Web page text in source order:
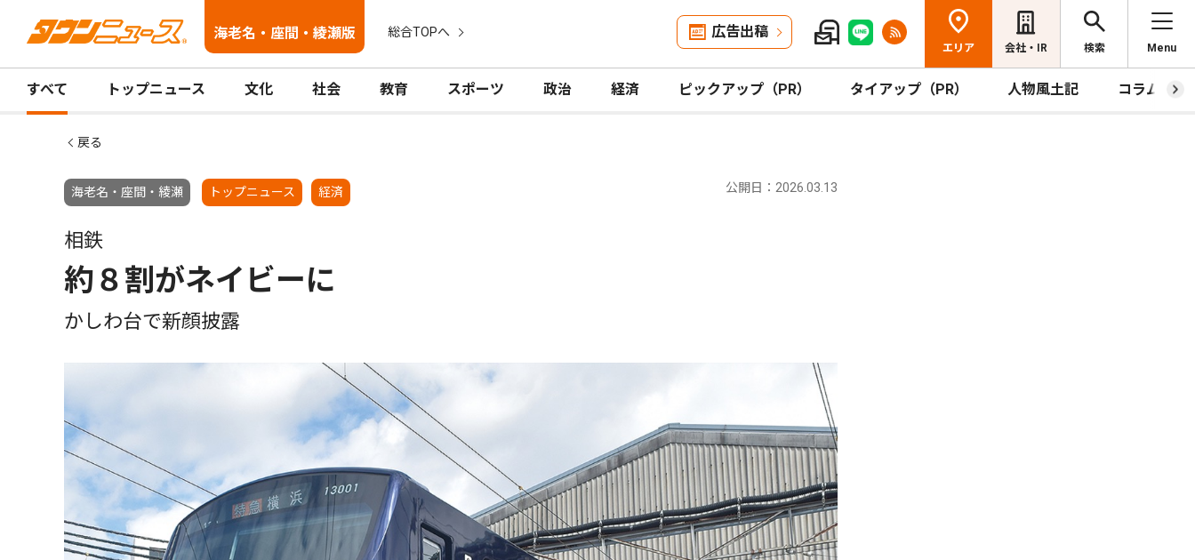
海老名・座間・綾瀬版 総合TOPへ 広告出稿
エリア 会社・IR 検索 Menu
すべて トップニュース 文化 社会 教育 スポーツ 政治 経済 ピックアップ（PR） タイアップ（PR） 人物風土記 コラム
戻る
海老名・座間・綾瀬 トップニュース 経済 公開日：2026.03.13
相鉄
約８割がネイビーに
かしわ台で新顔披露